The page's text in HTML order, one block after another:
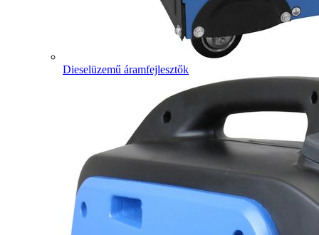
Dieselüzemű áramfejlesztők